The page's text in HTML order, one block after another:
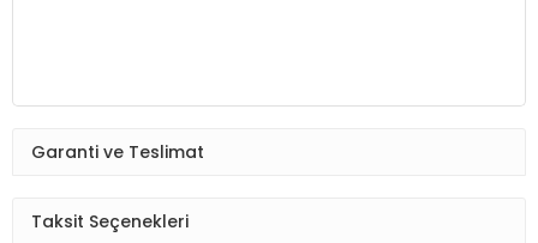
Garanti ve Teslimat
Taksit Seçenekleri